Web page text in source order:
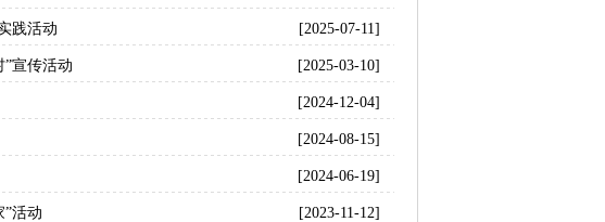
践活动 [2025-07-11]
宣传活动 [2025-03-10]
[2024-12-04]
[2024-08-15]
[2024-06-19]
”活动 [2023-11-12]